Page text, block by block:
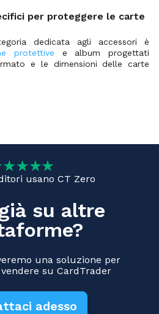
per proteggere le carte
dedicata agli accessori è
protettive e album progettati
e le dimensioni delle carte
usano CT Zero
su altre
una soluzione per
su CardTrader
adesso